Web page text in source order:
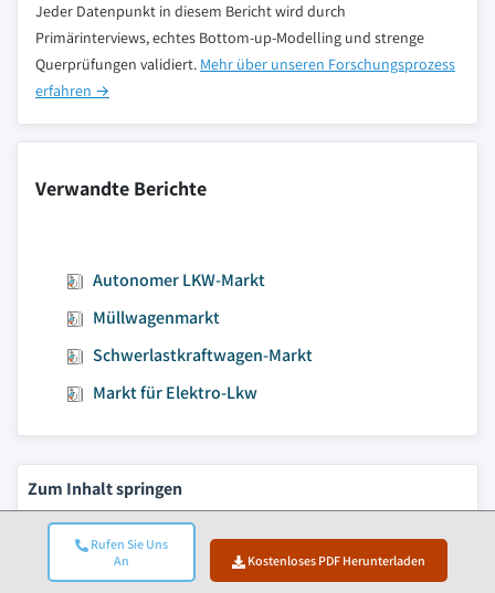
Rufen Sie Uns
An
Kostenloses PDF Herunterladen
Jeder Datenpunkt in diesem Bericht wird durch
Primärinterviews, echtes Bottom-up-Modelling und strenge
Querprüfungen validiert. Mehr über unseren Forschungsprozess
erfahren →
Verwandte Berichte
Autonomer LKW-Markt
Müllwagenmarkt
Schwerlastkraftwagen-Markt
Markt für Elektro-Lkw
Zum Inhalt springen
Marktgröße
Markttrends
Marktanalyse